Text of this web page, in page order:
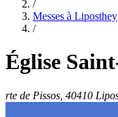
/
Messes à Liposthey
/
Église
rte de Pissos, 40410